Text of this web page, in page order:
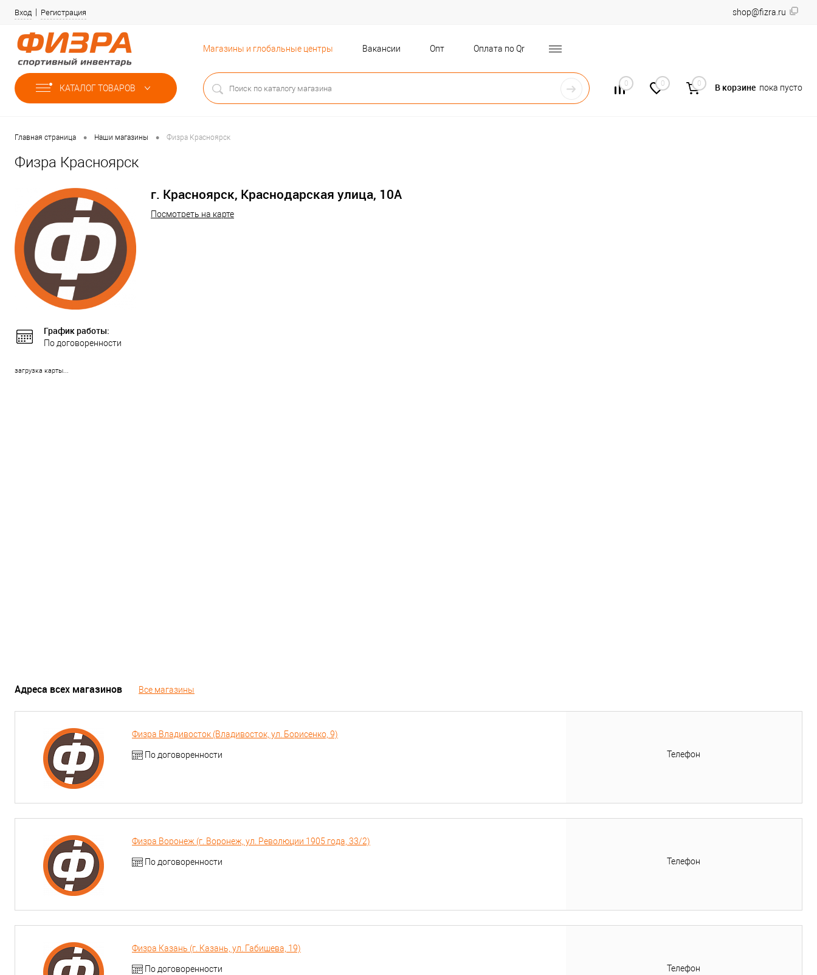
Вход Регистрация shop@fizra.ru
Магазины и глобальные центры Вакансии Опт Оплата по Qr
КАТАЛОГ ТОВАРОВ 0 0 0 В корзине пока пусто
Главная страница • Наши магазины • Физра Красноярск
Физра Красноярск
г. Красноярск, Краснодарская улица, 10А
Посмотреть на карте
График работы:
По договоренности
загрузка карты...
Адреса всех магазинов Все магазины
Физра Владивосток (Владивосток, ул. Борисенко, 9)
По договоренности Телефон
Физра Воронеж (г. Воронеж, ул. Революции 1905 года, 33/2)
По договоренности Телефон
Физра Казань (г. Казань, ул. Габишева, 19)
По договоренности Телефон